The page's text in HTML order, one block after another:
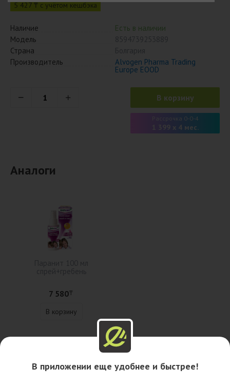
5 427 ₸ с учётом кешбэка
Наличие
Есть в наличии
Модель
Страна
Производитель
Alvogen Pharma Trading
Europe EOOD
В корзину
Рассрочка 0-0-4
1 399 x 4 мес.
Аналоги
7 580₸
В корзину
В приложении еще удобнее и быстрее!